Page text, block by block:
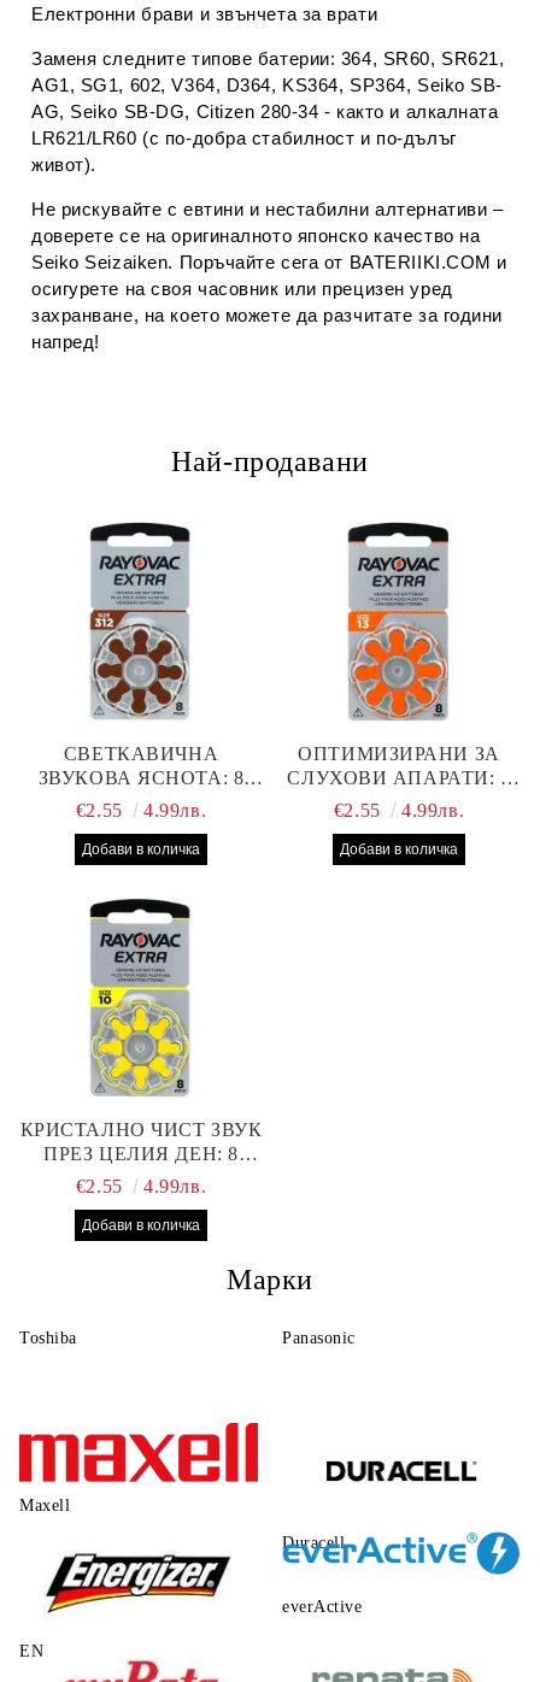
Електронни брави и звънчета за врати
Заменя следните типове батерии: 364, SR60, SR621,
AG1, SG1, 602, V364, D364, KS364, SP364, Seiko SB-
AG, Seiko SB-DG, Citizen 280-34 - както и алкалната
LR621/LR60 (с по-добра стабилност и по-дълъг
живот).
Не рискувайте с евтини и нестабилни алтернативи –
доверете се на оригиналното японско качество на
Seiko Seizaiken. Поръчайте сега от BATERIIKI.COM и
осигурете на своя часовник или прецизен уред
захранване, на което можете да разчитате за години
напред!
Най-продавани
СВЕТКАВИЧНА
ЗВУКОВА ЯСНОТА: 8
БРОЯ RAYOVAC EXTRA
СЛУХОВ АПАРАТ С
€2.55 4.99лв.
ОПТИМИЗИРАНИ ЗА
СЛУХОВИ АПАРАТИ: 8
БРОЯ RAYOVAC EXTRA
ПРОИЗВОДИТЕЛНОСТ
€2.55 4.99лв.
КРИСТАЛНО ЧИСТ ЗВУК
ПРЕЗ ЦЕЛИЯ ДЕН: 8
БРОЯ RAYOVAC EXTRA
АПАРАТ
€2.55 4.99лв.
Марки
Toshiba Panasonic
Maxell
Duracell
ENERGIZER
everActive